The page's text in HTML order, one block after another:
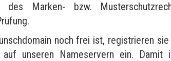
des Marken- bzw.
noch frei ist, registrieren
unseren Nameservern ein.